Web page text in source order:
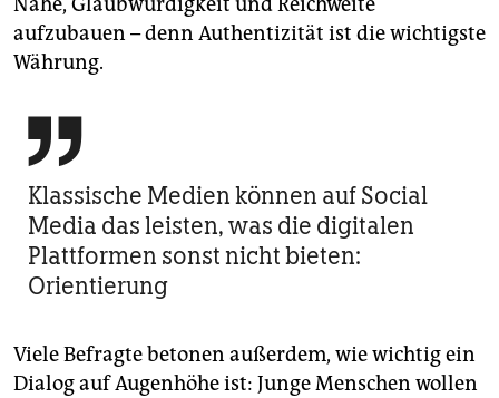
Nähe, Glaubwürdigkeit und Reichweite
aufzubauen – denn Authentizität ist die wichtigste
Währung.

Klassische Medien können auf Social
Media das leisten, was die digitalen
Plattformen sonst nicht bieten:
Orientierung
Viele Befragte betonen außerdem, wie wichtig ein
Dialog auf Augenhöhe ist: Junge Menschen wollen